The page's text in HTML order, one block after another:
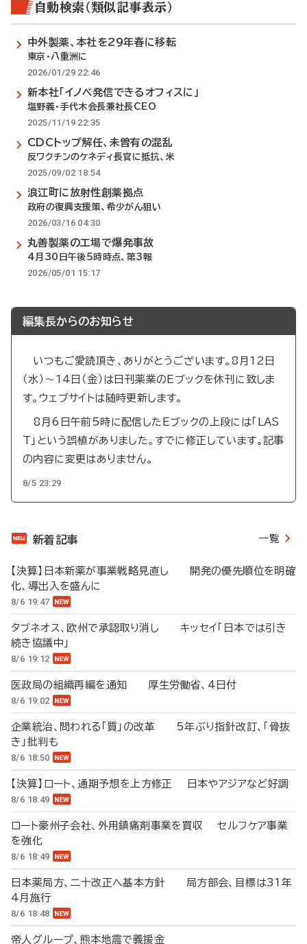
自動検索（類似記事表示）
中外製薬、本社を29年春に移転
東京・八重洲に
2026/01/29 22:46
新本社「イノベ発信できるオフィスに」
塩野義・手代木会長兼社長CEO
2025/11/19 22:35
CDCトップ解任、未曽有の混乱
反ワクチンのケネディ長官に抵抗、米
2025/09/02 18:54
浪江町に放射性創薬拠点
政府の復興支援策、希少がん狙い
2026/03/16 04:30
丸善製薬の工場で爆発事故
4月30日午後5時時点、第3報
2026/05/01 15:17
編集長からのお知らせ
いつもご愛読頂き、ありがとうございます。8月12日
（水）～14日（金）は日刊薬業のEブックを休刊に致しま
す。ウェブサイトは随時更新します。
8月6日午前5時に配信したEブックの上段には「LAS
T」という誤植がありました。すでに修正しています。記事
の内容に変更はありません。
8/5 23:29
新着記事 一覧
【決算】日本新薬が事業戦略見直し 開発の優先順位を明確
化、導出入を盛んに
8/6 19:47
タブネオス、欧州で承認取り消し キッセイ「日本では引き
続き協議中」
8/6 19:12
医政局の組織再編を通知 厚生労働省、4日付
8/6 19:02
企業統治、問われる「質」の改革 5年ぶり指針改訂、「骨抜
き」批判も
8/6 18:50
【決算】ロート、通期予想を上方修正 日本やアジアなど好調
8/6 18:49
ロート豪州子会社、外用鎮痛剤事業を買収 セルフケア事業
を強化
8/6 18:49
日本薬局方、二十改正へ基本方針 局方部会、目標は31年
4月施行
8/6 18:48
帝人グループ、熊本地震で義援金